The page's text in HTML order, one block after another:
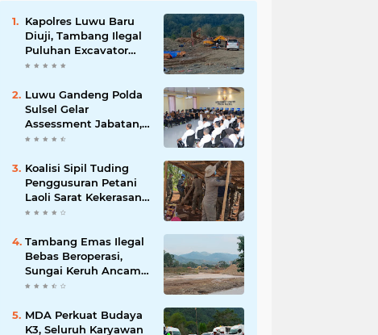
Kapolres Luwu Baru
Diuji, Tambang Ilegal
Puluhan Excavator
Masih Bebas
Luwu Gandeng Polda
Sulsel Gelar
Assessment Jabatan,
Perkuat Penempatan
Kompetensi
Koalisi Sipil Tuding
Penggusuran Petani
Laoli Sarat Kekerasan,
Desak Hentikan PSN
Tambang Emas Ilegal
Bebas Beroperasi,
Sungai Keruh Ancam
Sawah dan Air Bersih
MDA Perkuat Budaya
K3, Seluruh Karyawan